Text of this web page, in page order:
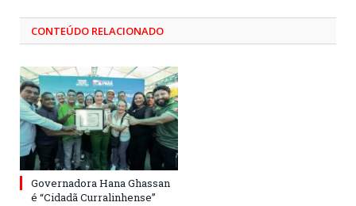
CONTEÚDO RELACIONADO
Governadora Hana Ghassan
é “Cidadã Curralinhense”